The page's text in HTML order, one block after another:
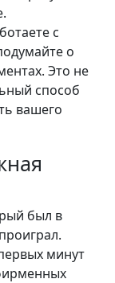
с
о
Это не
способ
вашего
был в
минут